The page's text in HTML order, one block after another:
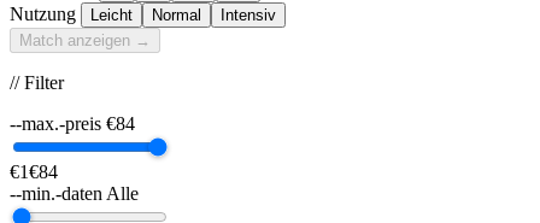
Nutzung Leicht Normal
Intensiv
Match anzeigen →
// Filter
--max.-preis €84
€1€84
--min.-daten Alle